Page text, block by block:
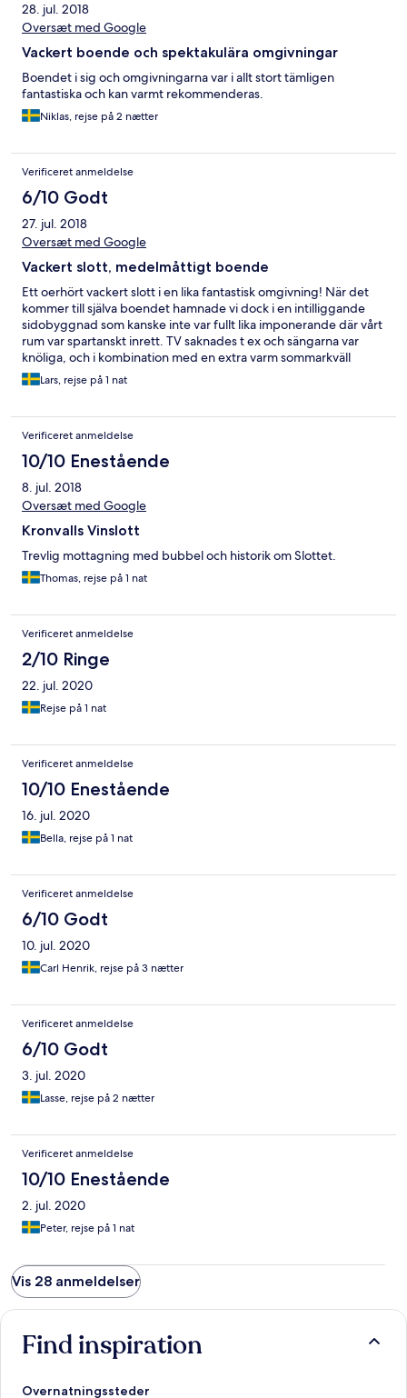
28. jul. 2018
Oversæt med Google
Vackert boende och spektakulära omgivningar
Boendet i sig och omgivningarna var i allt stort tämligen
fantastiska och kan varmt rekommenderas.
Niklas, rejse på 2 nætter
Verificeret anmeldelse
6/10 Godt
27. jul. 2018
Oversæt med Google
Vackert slott, medelmåttigt boende
Ett oerhört vackert slott i en lika fantastisk omgivning! När det
kommer till själva boendet hamnade vi dock i en intilliggande
sidobyggnad som kanske inte var fullt lika imponerande där vårt
rum var spartanskt inrett. TV saknades t ex och sängarna var
knöliga, och i kombination med en extra varm sommarkväll
(luftkonditionering saknas) uteblev en god natts sömn.
Frukostbordet var ganska sparsamt utan bl a varm mat, dock var
god kvalitet. Vi hade även gärna önskat ett lite trevligare
välkomnande, men en stressad slottsherre var kort i tonen och
hälsade oss varken välkomna eller önskade en trevlig vistelse.
Sammanfattningsvis får Kronovalls Vinslott godkänt av oss men
inte mer än så. Vill man åt själva känslan av att bo på slott,
undersök först om rummet är beläget på själva slottet eller i
bokade vårt rum. Ett oerhört vackert slott som absolut bör ses,
men hade som sagt väntat oss lite mer för de pengar vi betalde
för vårt rum.
Lars, rejse på 1 nat
Verificeret anmeldelse
10/10 Enestående
8. jul. 2018
Oversæt med Google
Kronvalls Vinslott
Trevlig mottagning med bubbel och historik om Slottet.
Thomas, rejse på 1 nat
Verificeret anmeldelse
2/10 Ringe
22. jul. 2020
Rejse på 1 nat
Verificeret anmeldelse
10/10 Enestående
16. jul. 2020
Bella, rejse på 1 nat
Verificeret anmeldelse
6/10 Godt
10. jul. 2020
Carl Henrik, rejse på 3 nætter
Verificeret anmeldelse
6/10 Godt
3. jul. 2020
Lasse, rejse på 2 nætter
Verificeret anmeldelse
10/10 Enestående
2. jul. 2020
Peter, rejse på 1 nat
Vis 28 anmeldelser
Find inspiration
Overnatningssteder